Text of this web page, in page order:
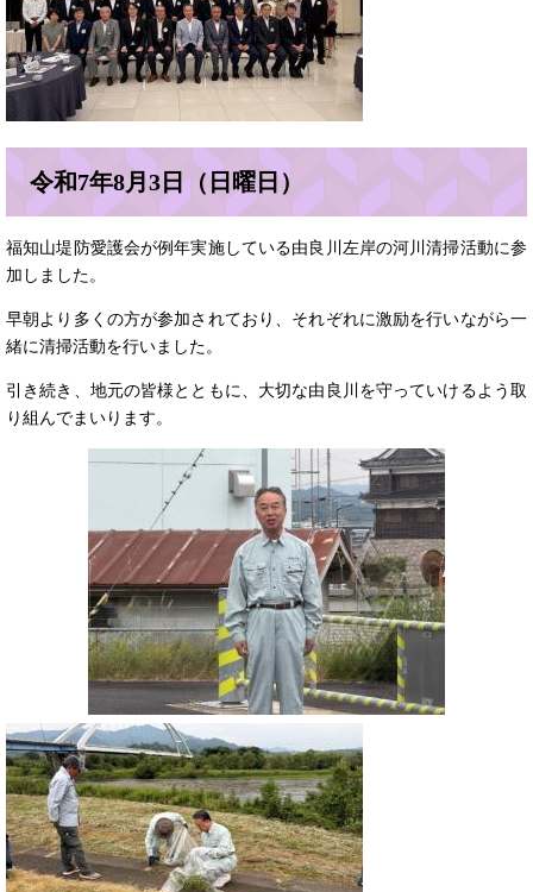
令和7年8月3日（日曜日）
福知山堤防愛護会が例年実施している由良川左岸の河川清掃活動に参
加しました。
早朝より多くの方が参加されており、それぞれに激励を行いながら一
緒に清掃活動を行いました。
引き続き、地元の皆様とともに、大切な由良川を守っていけるよう取
り組んでまいります。